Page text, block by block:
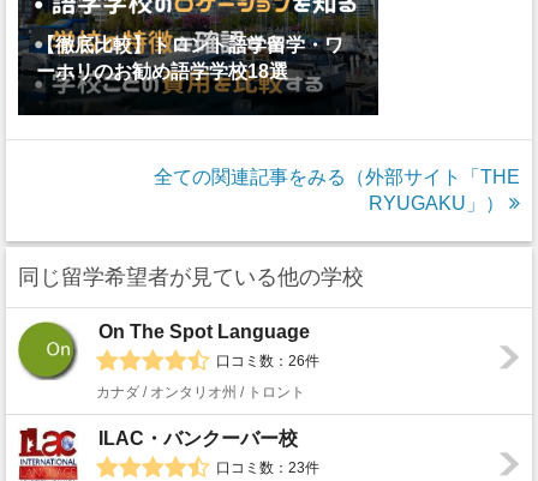
【徹底比較】トロント語学留学・ワ
ーホリのお勧め語学学校18選
全ての関連記事をみる（外部サイト「THE
RYUGAKU」）
同じ留学希望者が見ている他の学校
On The Spot Language
口コミ数：26件
カナダ / オンタリオ州 / トロント
ILAC・バンクーバー校
口コミ数：23件